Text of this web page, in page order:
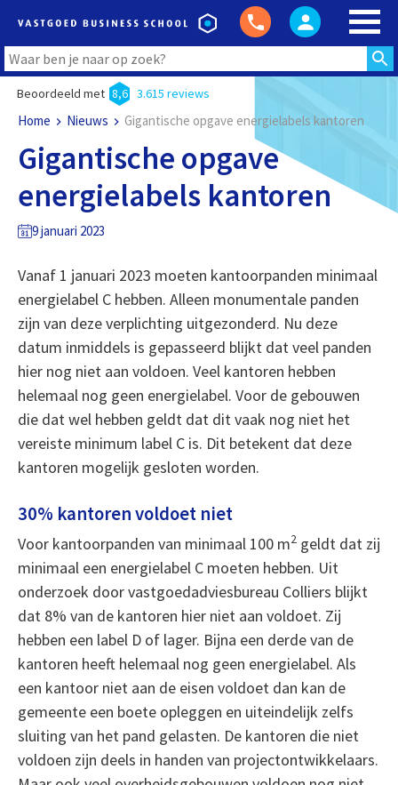
Beoordeeld met 8,6 3.615 reviews
Home Nieuws Gigantische opgave energielabels kantoren
Gigantische opgave
energielabels kantoren
9 januari 2023
Vanaf 1 januari 2023 moeten kantoorpanden minimaal
energielabel C hebben. Alleen monumentale panden
zijn van deze verplichting uitgezonderd. Nu deze
datum inmiddels is gepasseerd blijkt dat veel panden
hier nog niet aan voldoen. Veel kantoren hebben
helemaal nog geen energielabel. Voor de gebouwen
die dat wel hebben geldt dat dit vaak nog niet het
vereiste minimum label C is. Dit betekent dat deze
kantoren mogelijk gesloten worden.
30% kantoren voldoet niet
Voor kantoorpanden van minimaal 100 m2geldt dat zij
minimaal een energielabel C moeten hebben. Uit
onderzoek door vastgoedadviesbureau Colliers blijkt
dat 8% van de kantoren hier niet aan voldoet. Zij
hebben een label D of lager. Bijna een derde van de
kantoren heeft helemaal nog geen energielabel. Als
een kantoor niet aan de eisen voldoet dan kan de
gemeente een boete opleggen en uiteindelijk zelfs
sluiting van het pand gelasten. De kantoren die niet
voldoen zijn deels in handen van projectontwikkelaars.